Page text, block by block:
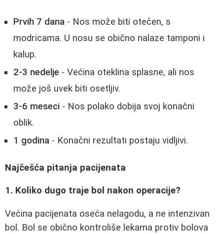
Prvih 7 dana - Nos može biti otečen, s
modricama. U nosu se obično nalaze tamponi i
kalup.
2-3 nedelje - Većina oteklina splasne, ali nos
može još uvek biti osetljiv.
3-6 meseci - Nos polako dobija svoj konačni
oblik.
1 godina - Konačni rezultati postaju vidljivi.
Najčešća pitanja pacijenata
1. Koliko dugo traje bol nakon operacije?
Većina pacijenata oseća nelagodu, a ne intenzivan
bol. Bol se obično kontroliše lekama protiv bolova